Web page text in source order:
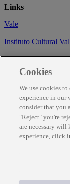
Links
Vale
Instituto Cultural
Circuito Cultural
Trabalhe conosco
Informações
Como chegar
Agendamento
Cookies
We use cookies
experience in our
consider that you
"Reject" you're
are necessary will
experience, click